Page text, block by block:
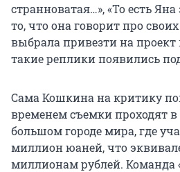
странноватая…», «То есть
то, что она говорит про
выбрала привезти на проект
такие реплики появились
Сама Кошкина на критику
временем съемки проходят
большом городе мира, где
миллион юаней, что
миллионам рублей. Команда